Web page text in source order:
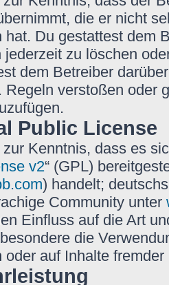
die er nicht
hat. Du gestattest dem
jederzeit zu löschen
dem Betreiber
Regeln verstoßen oder
Public License
Kenntnis, dass es
v2“ (GPL)
) handelt;
Community unter
Einfluss auf die Art
die
oder auf Inhalte